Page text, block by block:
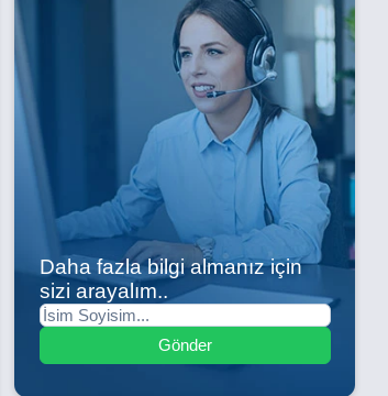
Daha fazla bilgi almanız için
sizi arayalım..
Gönder